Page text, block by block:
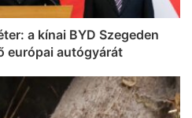
a kínai BYD Szegeden
európai autógyárát